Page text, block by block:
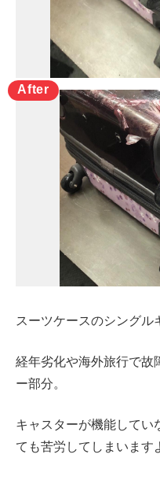
スーツケースのシングル
経年劣化や海外旅行で故
ー部分。
キャスターが機能してい
ても苦労してしまいます